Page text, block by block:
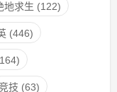
地求生 (122)
(446)
技 (63)